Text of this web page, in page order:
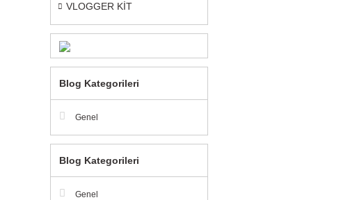
VLOGGER KİT
Blog Kategorileri
Genel
Blog Kategorileri
Genel